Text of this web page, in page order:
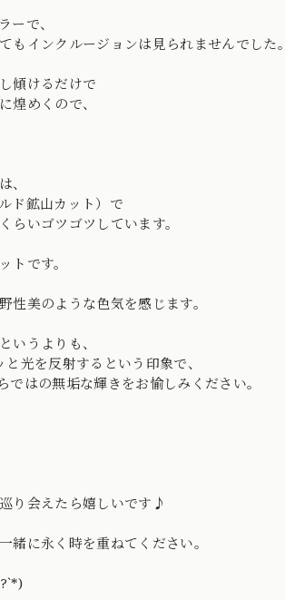
ーで、
もインクルージョンは見られませんでした
傾けるだけで
煌めくので、
、
ド鉱山カット）で
らいゴツゴツしています。
トです。
性美のような色気を感じます。
いうよりも、
光を反射するという印象で、
ではの無垢な輝きをお愉しみください。
り会えたら嬉しいです♪
緒に永く時を重ねてください。